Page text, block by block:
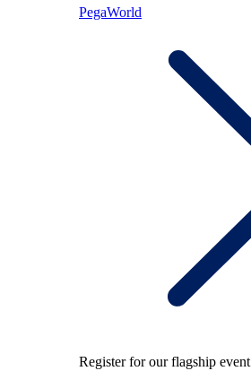
PegaWorld
Register for our flagship event